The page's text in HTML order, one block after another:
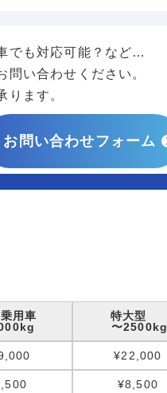
でも対応可能？など…
い合わせください。
ります。
お問い合わせフォーム
用車
特大型
〜2500kg
¥22,000
¥8,500